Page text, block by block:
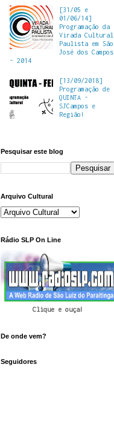
[31/05 e
01/06/14]
Programação da
Virada Cultural
Paulista em São
José dos Campos
- 2014
[13/09/2018]
Programação de
QUINTA -
SJCampos e
Região!
Pesquisar este blog
Arquivo Cultural
Rádio SLP On Line
Clique e ouça!
De onde vem?
Seguidores